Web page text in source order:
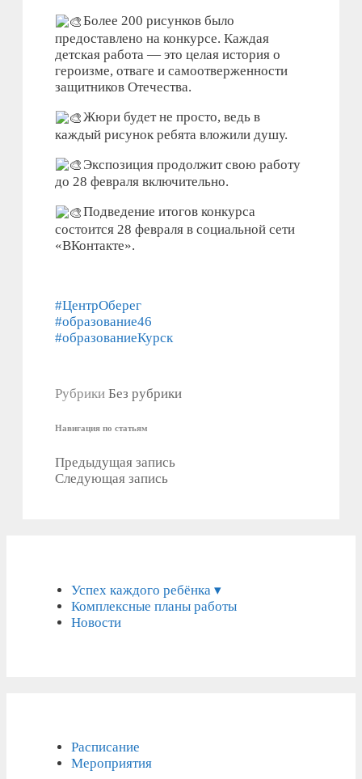
Более 200 рисунков было
предоставлено на конкурсе. Каждая
детская работа — это целая история о
героизме, отваге и самоотверженности
защитников Отечества.
Жюри будет не просто, ведь в
каждый рисунок ребята вложили душу.
Экспозиция продолжит свою работу
до 28 февраля включительно.
Подведение итогов конкурса
состоится 28 февраля в социальной сети
«ВКонтакте».
#ЦентрОберег
#образование46
#образованиеКурск
Рубрики Без рубрики
Навигация по статьям
Предыдущая запись
Следующая запись
Успех каждого ребёнка ▾
Комплексные планы работы
Новости
Расписание
Мероприятия